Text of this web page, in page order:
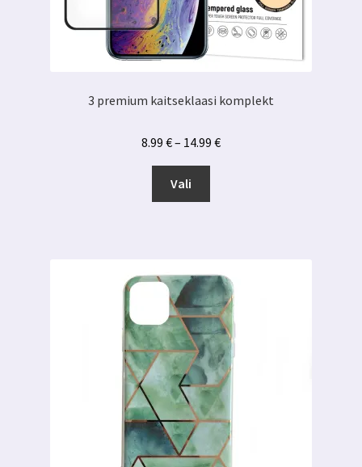
3 premium kaitseklaasi komplekt
8.99 €– 14.99 €Hinnavahemik:
Vali
Valikuid
saab
teha
tootelehel.